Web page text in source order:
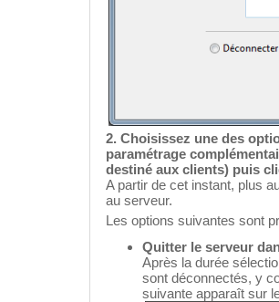
2. Choisissez une des
paramétrage
destiné aux clients) puis
A partir de cet instant, plus
au serveur.
Les options suivantes sont
Quitter le serveur
Après la durée
sont déconnectés, y
suivante apparaît sur